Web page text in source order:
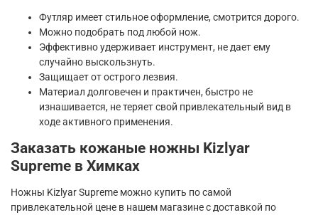
Футляр имеет стильное оформление, смотрится дорого.
Можно подобрать под любой нож.
Эффективно удерживает инструмент, не дает ему
случайно выскользнуть.
Защищает от острого лезвия.
Материал долговечен и практичен, быстро не
изнашивается, не теряет свой привлекательный вид в
ходе активного применения.
Заказать кожаные ножны Kizlyar
Supreme в Химках
Ножны Kizlyar Supreme можно купить по самой
привлекательной цене в нашем магазине с доставкой по